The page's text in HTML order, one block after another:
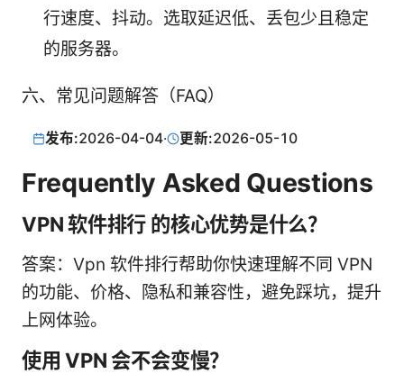
行速度、抖动。选取延迟低、丢包少且稳定
的服务器。
六、常见问题解答（FAQ）
发布:2026-04-04· 更新:2026-05-10
Frequently Asked Questions
VPN 软件排行 的核心优势是什么？
答案：Vpn 软件排行帮助你快速理解不同 VPN
的功能、价格、隐私和兼容性，避免踩坑，提升
上网体验。
使用 VPN 会不会变慢？